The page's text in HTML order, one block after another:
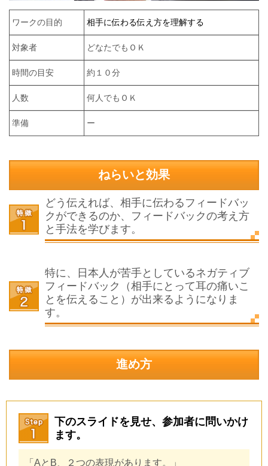
ワークの目的 相手に伝わる伝え方を理解する
対象者 どなたでもＯＫ
時間の目安 約１０分
人数 何人でもＯＫ
準備 ー
ねらいと効果
どう伝えれば、相手に伝わるフィードバッ
クができるのか、フィードバックの考え方
と手法を学びます。
特に、日本人が苦手としているネガティブ
フィードバック（相手にとって耳の痛いこ
とを伝えること）が出来るようになりま
す。
進め方
下のスライドを見せ、参加者に問いかけ
ます。
「 AとB、２つの表現があります。」